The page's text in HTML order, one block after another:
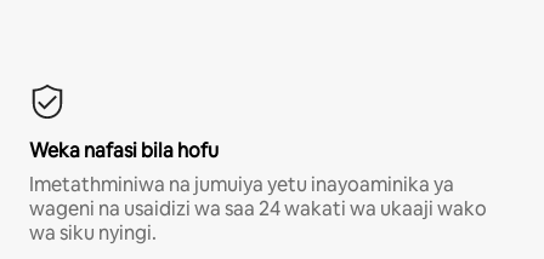
Weka nafasi bila hofu
Imetathminiwa na jumuiya yetu inayoaminika ya
wageni na usaidizi wa saa 24 wakati wa ukaaji wako
wa siku nyingi.